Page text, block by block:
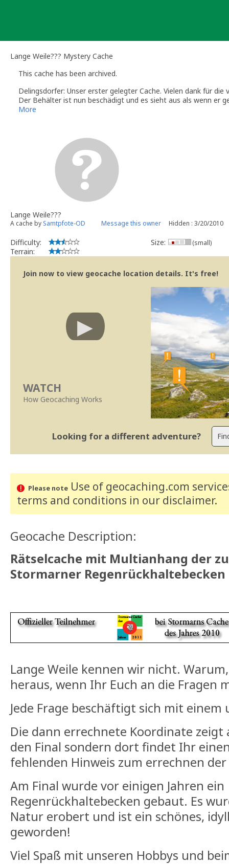
Lange Weile??? Mystery Cache
This cache has been archived.
Delingsdorfer: Unser erster gelegter Cache. Vielen dank für die
Der Behälter ist nun beschädigt und es sieht aus als wenn er
Damit ist dieser Standort verbrannt und wir machen hier nun
More
Lange Weile???
A cache by Samtpfote-OD Message this owner Hidden : 3/20/2010
Difficulty:
Terrain:
Size: (small)
Join now to view geocache location details. It's free!
WATCH
How Geocaching Works
Looking for a different adventure?
Please noteUse of geocaching.com
terms and conditions in our disclaimer.
Geocache Description:
Rätselcache mit Multianhang der
Stormarner
Lange Weile kennen wir nicht.
heraus, wenn Ihr Euch an die Fragen
Jede Frage beschäftigt sich mit einem
Die dann errechnete Koordinate
den Final sondern dort findet Ihr
fehlenden Hinweis zum errechnen
Am Final wurde vor einigen Jahren ein
Regenrückhaltebecken gebaut. Es
Natur erobert und ist ein schönes,
geworden!
Viel Spaß mit unseren Hobbys und